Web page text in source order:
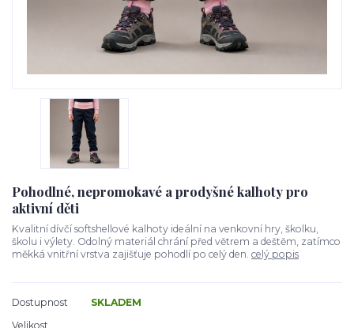
Pohodlné, nepromokavé a prodyšné kalhoty pro
aktivní děti
Kvalitní dívčí softshellové kalhoty ideální na venkovní hry, školku,
školu i výlety. Odolný materiál chrání před větrem a deštěm, zatímco
měkká vnitřní vrstva zajišťuje pohodlí po celý den. celý popis
Dostupnost
SKLADEM
Velikost